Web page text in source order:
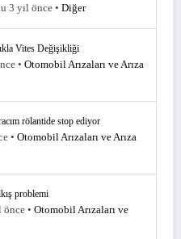
3 yıl önce • Diğer
Vites Değişikliği
• Otomobil Arızaları ve Arıza
rölantide stop ediyor
• Otomobil Arızaları ve Arıza
problemi
önce • Otomobil Arızaları ve